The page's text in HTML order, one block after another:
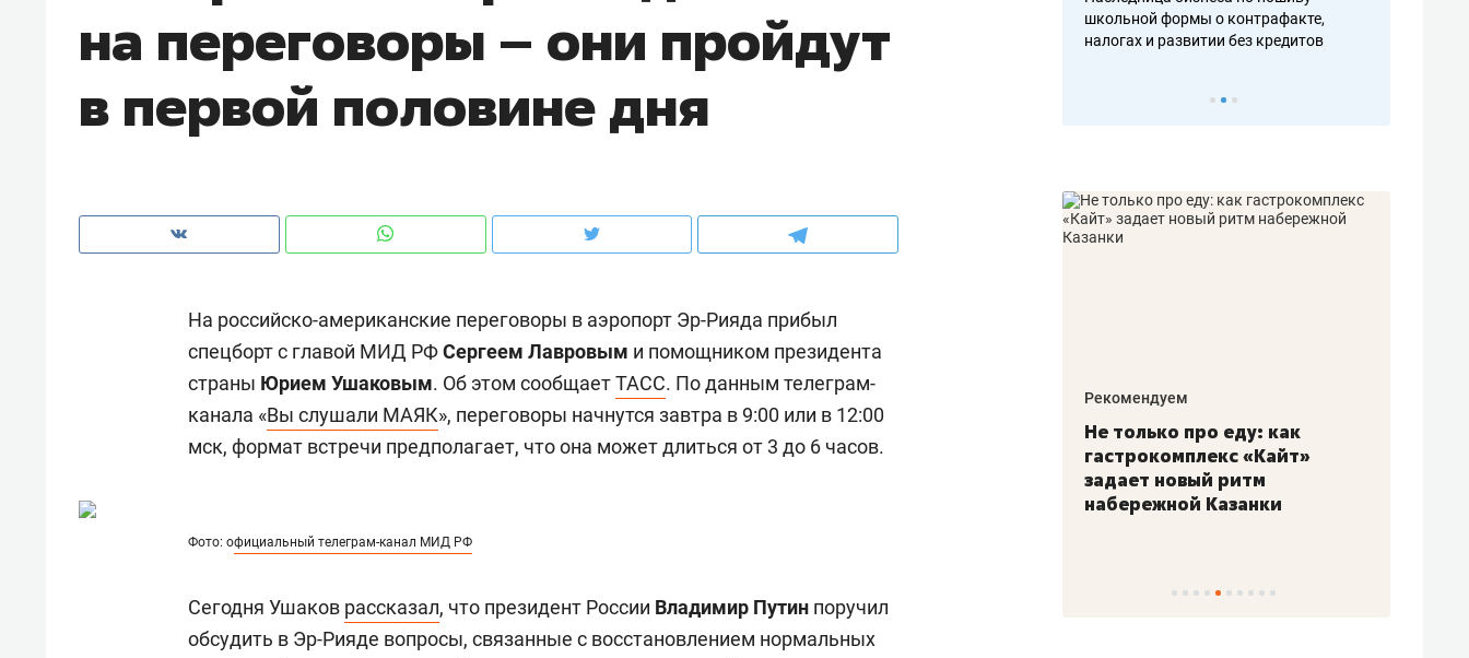
на переговоры – они пройдут
в первой половине дня
На российско-американские переговоры в аэропорт Эр-Рияда прибыл
спецборт с главой МИД РФСергеем Лавровым и помощником президента
страны Юрием Ушаковым. Об этом сообщаетТАСС. По данным телеграм-
канала «Вы слушали МАЯК», переговоры начнутся завтра в 9:00 или в 12:00
мск, формат встречи предполагает, что она может длиться от 3 до 6 часов.
Фото: официальный телеграм-канал МИД РФ
Сегодня Ушаков рассказал, что президент России Владимир Путин поручил
обсудить в Эр-Рияде вопросы, связанные с восстановлением нормальных
рынки, почему надо знать аксакалов и
чем интересен Оман?
клиентах и чудных запросах мастеров
школьной формы о контрафакте,
налогах и развитии без кредитов
Опыт выживания в дикой
природе, работа
Мексика, рок-концерт
и вагон с чак-чаком: как
Рекомендуем
30 метров»: как «Водоканал»
Рекомендуем
Не только про еду: как
гастрокомплекс «Кайт»
задает новый ритм
набережной Казанки